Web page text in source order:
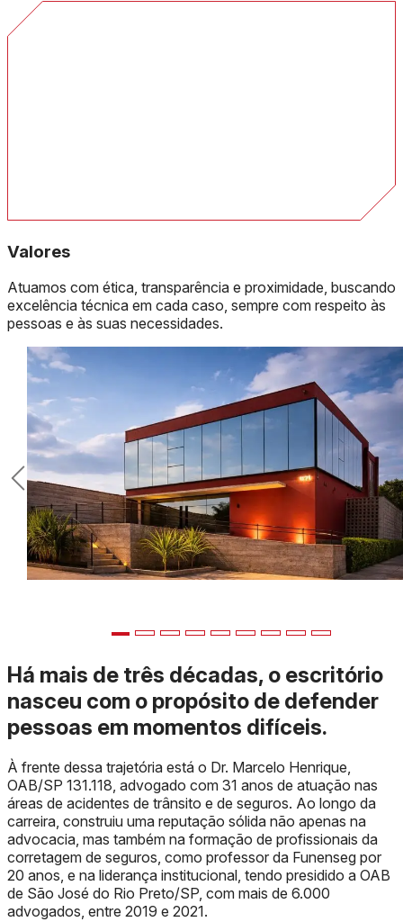
Valores
Atuamos com ética, transparência e proximidade, buscando
excelência técnica em cada caso, sempre com respeito às
pessoas e às suas necessidades.
Há mais de três décadas, o escritório
nasceu com o propósito de defender
pessoas em momentos difíceis.
À frente dessa trajetória está o Dr. Marcelo Henrique,
OAB/SP 131.118, advogado com 31 anos de atuação nas
áreas de acidentes de trânsito e de seguros. Ao longo da
carreira, construiu uma reputação sólida não apenas na
advocacia, mas também na formação de profissionais da
corretagem de seguros, como professor da Funenseg por
20 anos, e na liderança institucional, tendo presidido a OAB
de São José do Rio Preto/SP, com mais de 6.000
advogados, entre 2019 e 2021.